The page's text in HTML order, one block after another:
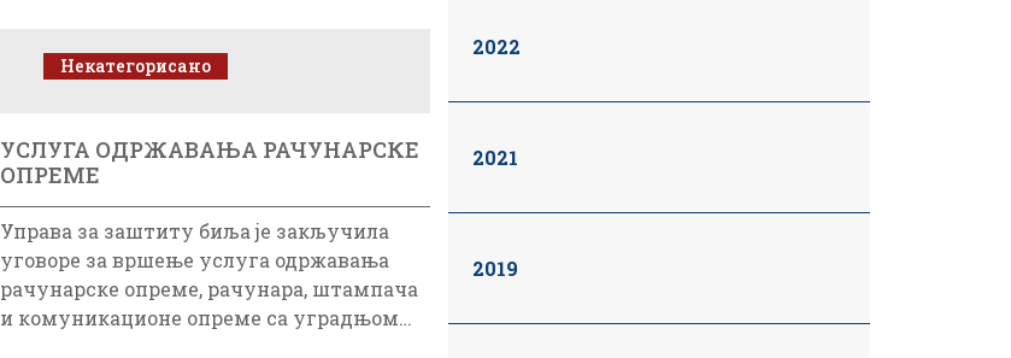
Некатегорисано
УСЛУГА ОДРЖАВАЊА РАЧУНАРСКЕ
ОПРЕМЕ
Управа за заштиту биља је закључила
уговоре за вршење услуга одржавања
рачунарске опреме, рачунара, штампача
и комуникационе опреме са уградњом…
2022
2021
2019